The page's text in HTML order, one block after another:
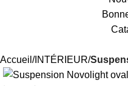
Accueil INTÉRIEUR